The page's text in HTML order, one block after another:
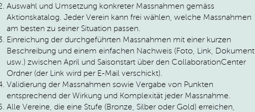
Auswahl und Umsetzung konkreter Massnahmen gemäss
Aktionskatalog. Jeder Verein kann frei wählen, welche Massnahmen
am besten zu seiner Situation passen.
Einreichung der durchgeführten Massnahmen mit einer kurzen
Beschreibung und einem einfachen Nachweis (Foto, Link, Dokument
usw.) zwischen April und Saisonstart über den CollaborationCenter
Ordner (der Link wird per E-Mail verschickt).
Validierung der Massnahmen sowie Vergabe von Punkten
entsprechend der Wirkung und Komplexität jeder Massnahme.
Alle Vereine, die eine Stufe (Bronze, Silber oder Gold) erreichen,